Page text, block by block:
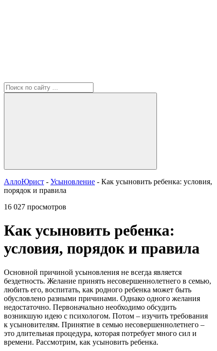
АллоЮрист - Усыновление - Как усыновить ребенка: условия,
порядок и правила
16 027 просмотров
Как усыновить ребенка:
условия, порядок и правила
Основной причиной усыновления не всегда является
бездетность. Желание принять несовершеннолетнего в семью,
любить его, воспитать, как родного ребенка может быть
обусловлено разными причинами. Однако одного желания
недостаточно. Первоначально необходимо обсудить
возникшую идею с психологом. Потом – изучить требования
к усыновителям. Принятие в семью несовершеннолетнего –
это длительная процедура, которая потребует много сил и
времени. Рассмотрим, как усыновить ребенка.